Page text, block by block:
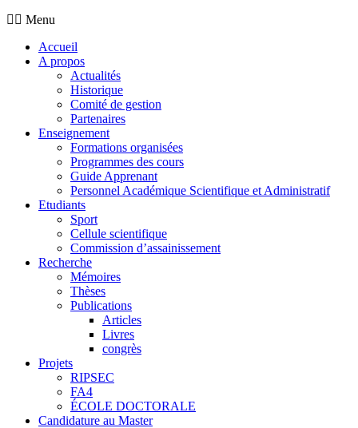
Menu
Accueil
A propos
Actualités
Historique
Comité de gestion
Partenaires
Enseignement
Formations organisées
Programmes des cours
Guide Apprenant
Personnel Académique Scientifique et Administratif
Etudiants
Sport
Cellule scientifique
Commission d’assainissement
Recherche
Mémoires
Thèses
Publications
Articles
Livres
congrès
Projets
RIPSEC
FA4
ÉCOLE DOCTORALE
Candidature au Master